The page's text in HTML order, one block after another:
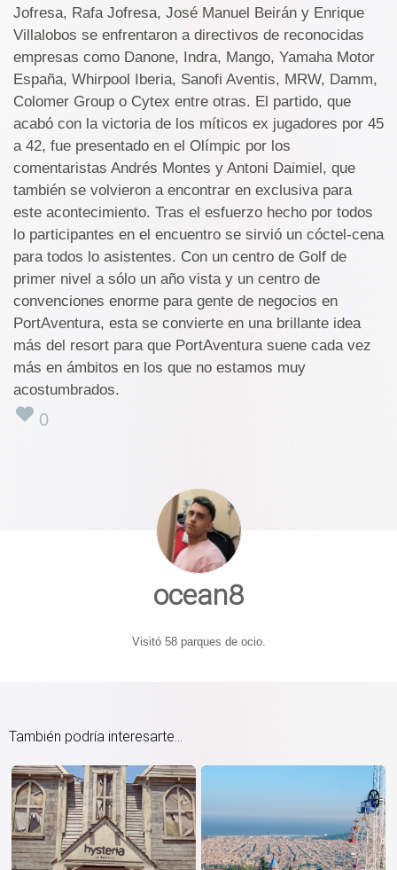
Jofresa, Rafa Jofresa, José Manuel Beirán y Enrique
Villalobos se enfrentaron a directivos de reconocidas
empresas como Danone, Indra, Mango, Yamaha Motor
España, Whirpool Iberia, Sanofi Aventis, MRW, Damm,
Colomer Group o Cytex entre otras. El partido, que
acabó con la victoria de los míticos ex jugadores por 45
a 42, fue presentado en el Olímpic por los
comentaristas Andrés Montes y Antoni Daimiel, que
también se volvieron a encontrar en exclusiva para
este acontecimiento. Tras el esfuerzo hecho por todos
lo participantes en el encuentro se sirvió un cóctel-cena
para todos lo asistentes. Con un centro de Golf de
primer nivel a sólo un año vista y un centro de
convenciones enorme para gente de negocios en
PortAventura, esta se convierte en una brillante idea
más del resort para que PortAventura suene cada vez
más en ámbitos en los que no estamos muy
acostumbrados.
0
ocean8
Visitó 58 parques de ocio.
También podría interesarte...